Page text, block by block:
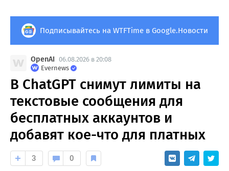
Подписывайтесь на WTFTime в Google.Новости
OpenAI 06.08.2026 в 20:08
Evernews
В ChatGPT снимут лимиты на
текстовые сообщения для
бесплатных аккаунтов и
добавят кое-что для платных
3 0